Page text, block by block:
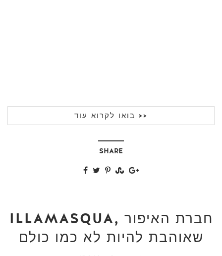
בואו לקרוא עוד >>
SHARE
ILLAMASQUA, חברת האיפור
שאוהבת להיות לא כמו כולם